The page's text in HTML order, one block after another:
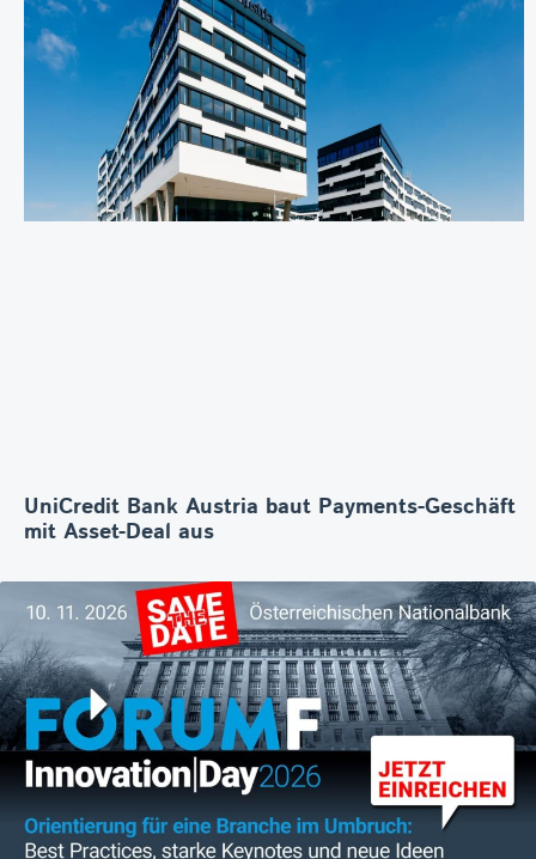
UniCredit Bank Austria baut Payments-Geschäft
mit Asset-Deal aus